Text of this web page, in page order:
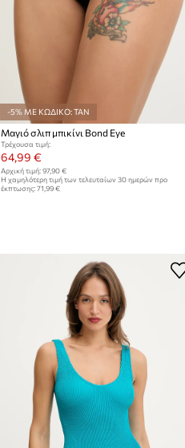
-5% ΜΕ ΚΩΔΙΚΟ: TAN
Μαγιό σλιπ μπικίνι Bond Eye
Τρέχουσα τιμή:
64,99 €
Αρχική τιμή: 97,90 €
Η χαμηλότερη τιμή των τελευταίων 30 ημερών προ
έκπτωσης: 71,99 €